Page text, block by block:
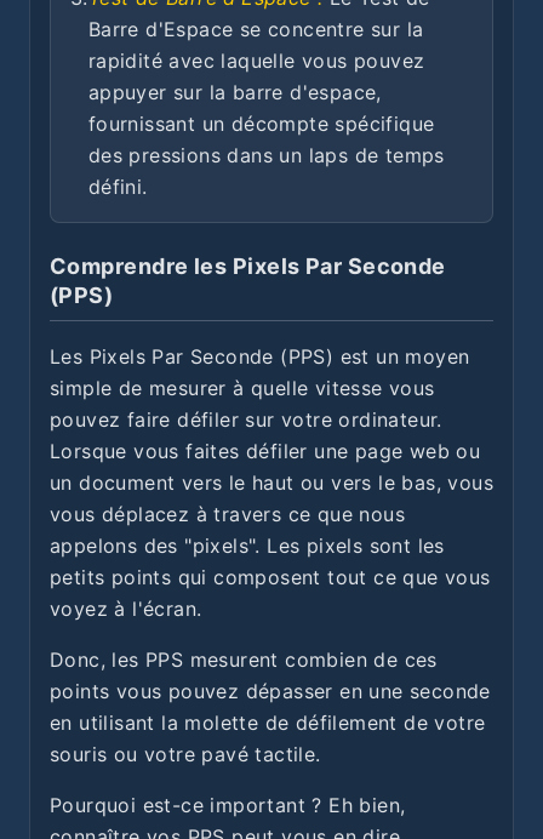
Barre d'Espace se concentre sur la
rapidité avec laquelle vous pouvez
appuyer sur la barre d'espace,
fournissant un décompte spécifique
des pressions dans un laps de temps
défini.
Comprendre les Pixels Par Seconde
(PPS)
Les Pixels Par Seconde (PPS) est un moyen
simple de mesurer à quelle vitesse vous
pouvez faire défiler sur votre ordinateur.
Lorsque vous faites défiler une page web ou
un document vers le haut ou vers le bas, vous
vous déplacez à travers ce que nous
appelons des "pixels". Les pixels sont les
petits points qui composent tout ce que vous
voyez à l'écran.
Donc, les PPS mesurent combien de ces
points vous pouvez dépasser en une seconde
en utilisant la molette de défilement de votre
souris ou votre pavé tactile.
Pourquoi est-ce important ? Eh bien,